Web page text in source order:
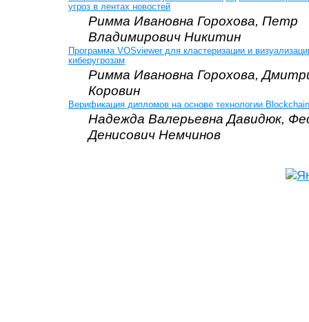
угроз в лентах новостей
Римма Ивановна Горохова, Петр
Владимирович Никитин
Программа VOSviewer для кластеризации и
киберугрозам
Римма Ивановна Горохова,
Коровин
Верификация дипломов на основе технологии Blockchain
Надежда Валерьевна Давидюк,
Денисович Немчинов